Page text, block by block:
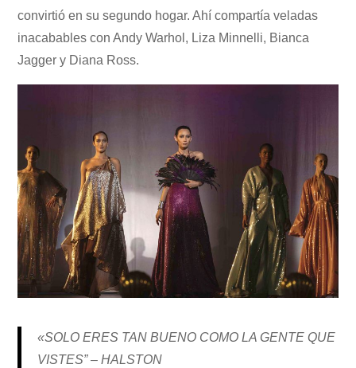
convirtió en su segundo hogar. Ahí compartía veladas
inacabables con Andy Warhol, Liza Minnelli, Bianca
Jagger y Diana Ross.
«SOLO ERES TAN BUENO COMO LA GENTE QUE
VISTES” – HALSTON